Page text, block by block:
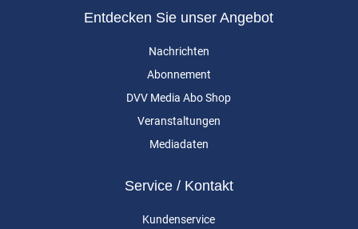
Entdecken Sie unser Angebot
Nachrichten
Abonnement
DVV Media Abo Shop
Veranstaltungen
Mediadaten
Service / Kontakt
Kundenservice